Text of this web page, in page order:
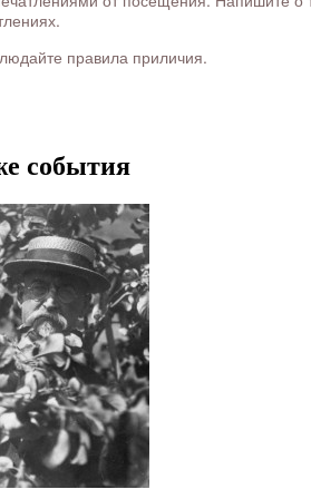
правила приличия.
события